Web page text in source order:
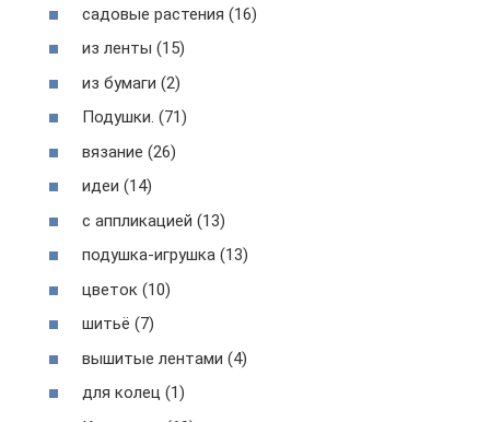
садовые растения (16)
из ленты (15)
из бумаги (2)
Подушки. (71)
вязание (26)
идеи (14)
с аппликацией (13)
подушка-игрушка (13)
цветок (10)
шитьё (7)
вышитые лентами (4)
для колец (1)